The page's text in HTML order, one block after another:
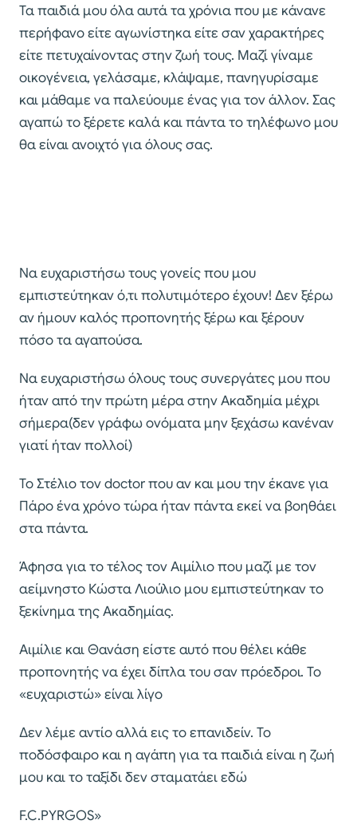
Τα παιδιά μου όλα αυτά τα χρόνια που με κάνανε
περήφανο είτε αγωνίστηκα είτε σαν χαρακτήρες
είτε πετυχαίνοντας στην ζωή τους. Μαζί γίναμε
οικογένεια, γελάσαμε, κλάψαμε, πανηγυρίσαμε
και μάθαμε να παλεύουμε ένας για τον άλλον. Σας
αγαπώ το ξέρετε καλά και πάντα το τηλέφωνο μου
θα είναι ανοιχτό για όλους σας.
Να ευχαριστήσω τους γονείς που μου
εμπιστεύτηκαν ό,τι πολυτιμότερο έχουν! Δεν ξέρω
αν ήμουν καλός προπονητής ξέρω και ξέρουν
πόσο τα αγαπούσα.
Να ευχαριστήσω όλους τους συνεργάτες μου που
ήταν από την πρώτη μέρα στην Ακαδημία μέχρι
σήμερα(δεν γράφω ονόματα μην ξεχάσω κανέναν
γιατί ήταν πολλοί)
Το Στέλιο τον doctor που αν και μου την έκανε για
Πάρο ένα χρόνο τώρα ήταν πάντα εκεί να βοηθάει
στα πάντα.
Άφησα για το τέλος τον Αιμίλιο που μαζί με τον
αείμνηστο Κώστα Λιούλιο μου εμπιστεύτηκαν το
ξεκίνημα της Ακαδημίας.
Αιμίλιε και Θανάση είστε αυτό που θέλει κάθε
προπονητής να έχει δίπλα του σαν πρόεδροι. Το
«ευχαριστώ» είναι λίγο
Δεν λέμε αντίο αλλά εις το επανιδείν. Το
ποδόσφαιρο και η αγάπη για τα παιδιά είναι η ζωή
μου και το ταξίδι δεν σταματάει εδώ
F.C.PYRGOS»